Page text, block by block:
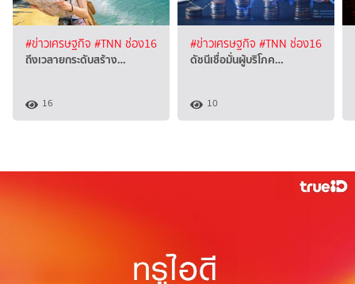
#ข่าวเศรษฐกิจ #TNN ช่อง16
ถีงเวลายกระดับสร้าง…
16
#ข่าวเศรษฐกิจ #TNN ช่อง16
ดัชนีเชื่อมั่นผู้บริโภค…
10